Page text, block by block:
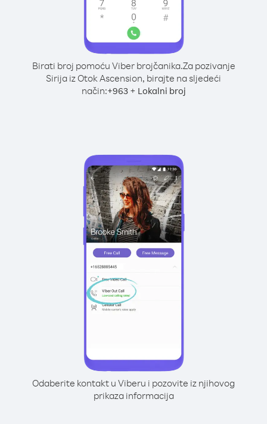
Birati broj pomoću Viber brojčanika.Za pozivanje
Sirija iz Otok Ascension, birajte na sljedeći
način:+963+ Lokalni broj
Odaberite kontakt u Viberu i pozovite iz njihovog
prikaza informacija